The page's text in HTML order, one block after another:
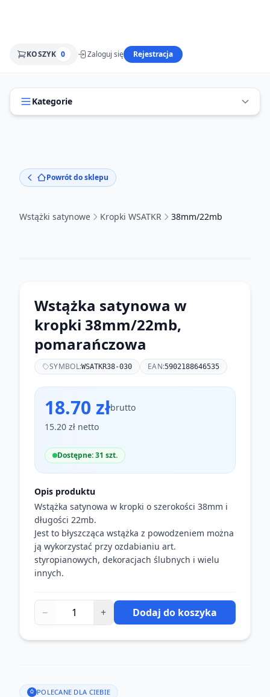
KOSZYK 0 Zaloguj się Rejestracja
Kategorie
Powrót do sklepu
Wstążki satynowe Kropki WSATKR 38mm/22mb
Wstążka satynowa w
kropki 38mm/22mb,
pomarańczowa
SYMBOL:WSATKR38-030 EAN:5902188646535
18.70 złbrutto
15.20 zł netto
Dostępne: 31 szt.
Opis produktu
Wstążka satynowa w kropki o szerokości 38mm i
długości 22mb.
Jest to błyszcząca wstążka z powodzeniem można
ją wykorzystać przy ozdabianiu art.
styropianowych, dekoracjach ślubnych i wielu
innych.
− + Dodaj do koszyka
POLECANE DLA CIEBIE